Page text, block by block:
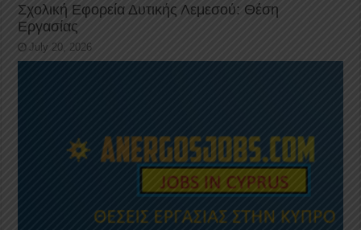
Σχολική Εφορεία Δυτικής Λεμεσού: Θέση
Εργασίας
July 20, 2026